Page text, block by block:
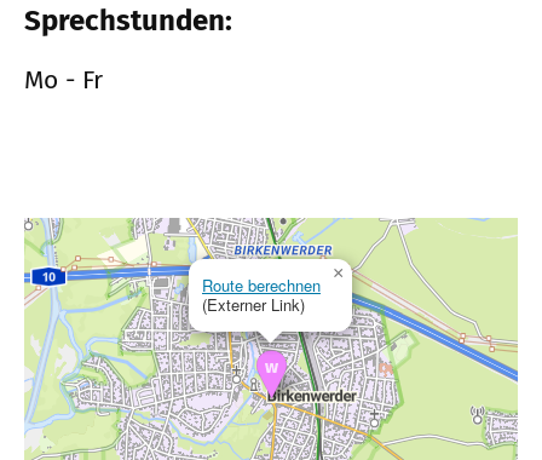
Sprechstunden:
Mo - Fr
Route berechnen
(Externer Link)
×